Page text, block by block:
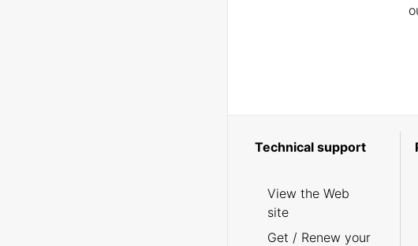
Technical support
View the Web
site
Get / Renew your